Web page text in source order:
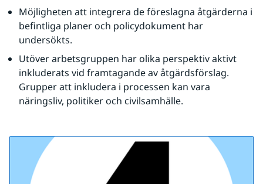
Möjligheten att integrera de föreslagna åtgärderna i
befintliga planer och policydokument har
undersökts.
Utöver arbetsgruppen har olika perspektiv aktivt
inkluderats vid framtagande av åtgärdsförslag.
Grupper att inkludera i processen kan vara
näringsliv, politiker och civilsamhälle.